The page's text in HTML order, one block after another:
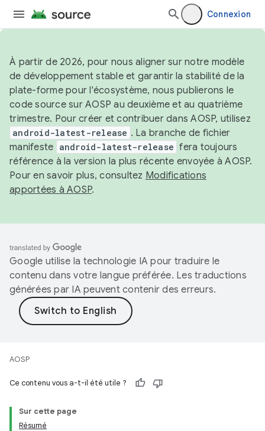
Connexion
À partir de 2026, pour nous aligner sur notre modèle
de développement stable et garantir la stabilité de la
plate-forme pour l'écosystème, nous publierons le
code source sur AOSP au deuxième et au quatrième
trimestre. Pour créer et contribuer dans AOSP, utilisez
android-latest-release . La branche de fichier
manifeste android-latest-release fera toujours
référence à la version la plus récente envoyée à AOSP.
Pour en savoir plus, consultez Modifications
apportées à AOSP.
Google utilise la technologie IA pour traduire le
contenu dans votre langue préférée. Les traductions
générées par IA peuvent contenir des erreurs.
AOSP
Ce contenu vous a-t-il été utile ?
Sur cette page
Résumé